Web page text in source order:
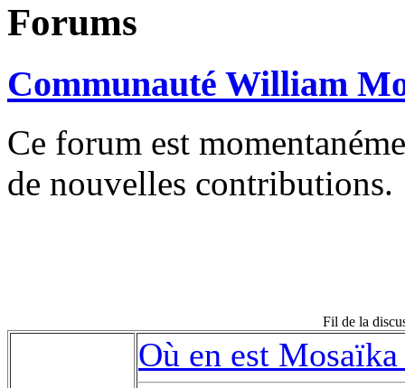
Forums
Communauté William
Ce forum est
de nouvelles contributions.
Fil de la
Où en est